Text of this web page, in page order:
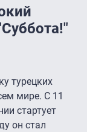
турецких
мире. С 11
стартует
он стал